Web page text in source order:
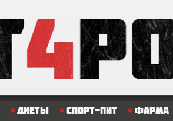
Диеты Спорт-пит Фарма